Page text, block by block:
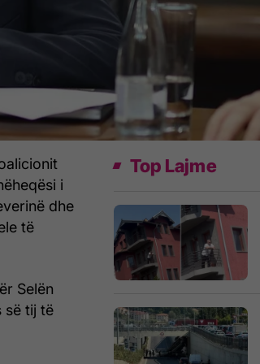
i
dhe
të
Selën
së tij të
Top Lajme